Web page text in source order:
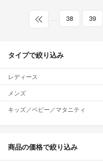
… 38 39
タイプで絞り込み
レディース
メンズ
キッズ／ベビー／マタニティ
商品の価格で絞り込み